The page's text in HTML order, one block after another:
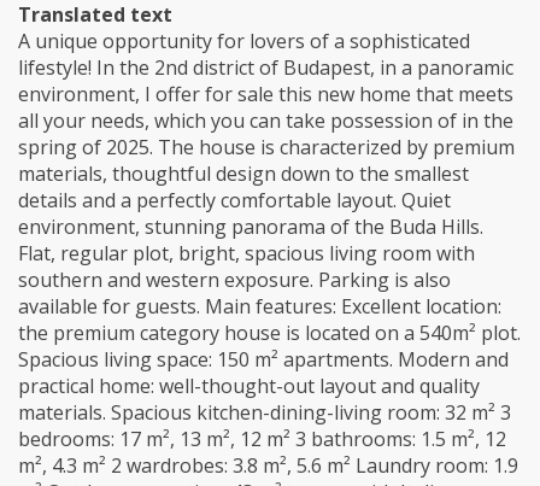
Translated text
A unique opportunity for lovers of a sophisticated
lifestyle! In the 2nd district of Budapest, in a panoramic
environment, I offer for sale this new home that meets
all your needs, which you can take possession of in the
spring of 2025. The house is characterized by premium
materials, thoughtful design down to the smallest
details and a perfectly comfortable layout. Quiet
environment, stunning panorama of the Buda Hills.
Flat, regular plot, bright, spacious living room with
southern and western exposure. Parking is also
available for guests. Main features: Excellent location:
the premium category house is located on a 540m² plot.
Spacious living space: 150 m² apartments. Modern and
practical home: well-thought-out layout and quality
materials. Spacious kitchen-dining-living room: 32 m² 3
bedrooms: 17 m², 13 m², 12 m² 3 bathrooms: 1.5 m², 12
m², 4.3 m² 2 wardrobes: 3.8 m², 5.6 m² Laundry room: 1.9